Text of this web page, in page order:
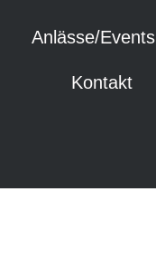
Anlässe/Events
Kontakt